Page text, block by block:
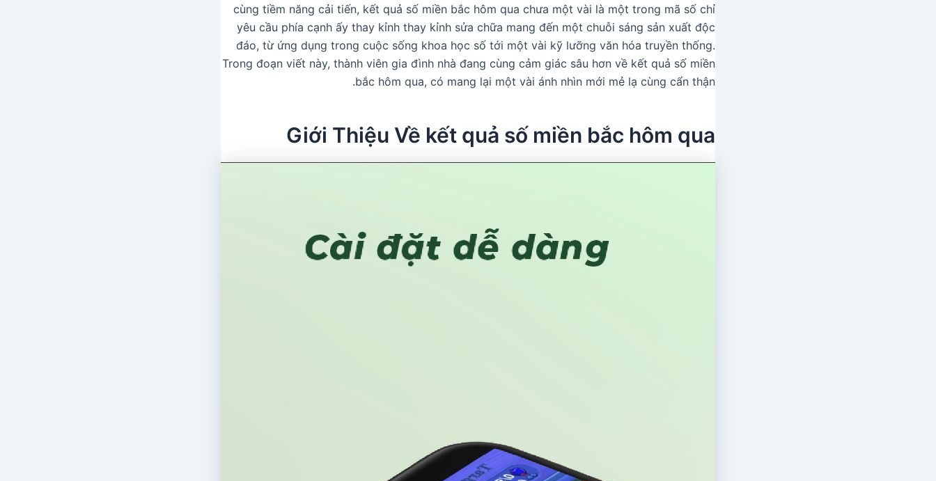
cùng tiềm năng cải tiến, kết quả số miền bắc hôm qua chưa một vài là một trong mã số chỉ
yêu cầu phía cạnh ấy thay kỉnh thay kỉnh sửa chữa mang đến một chuỗi sáng sản xuất độc
đáo, từ ứng dụng trong cuộc sống khoa học số tới một vài kỹ lưỡng văn hóa truyền thống.
Trong đoạn viết này, thành viên gia đình nhà đang cùng cảm giác sâu hơn về kết quả số miền
bắc hôm qua, có mang lại một vài ánh nhìn mới mẻ lạ cùng cẩn thận.
Giới Thiệu Về kết quả số miền bắc hôm qua